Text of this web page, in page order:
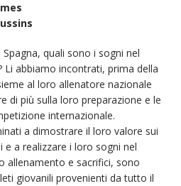
quali sono i sogni nel
Li abbiamo incontrati, prima della
al loro allenatore nazionale
di più sulla loro preparazione e le
internazionale.
a dimostrare il loro valore sui
e a realizzare i loro sogni nel
allenamento e sacrifici, sono
giovanili provenienti da tutto il